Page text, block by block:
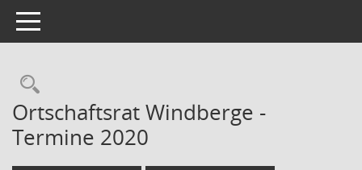
Toggle navigation
Rechercheauswahl
Ortschaftsrat Windberge -
Termine 2020